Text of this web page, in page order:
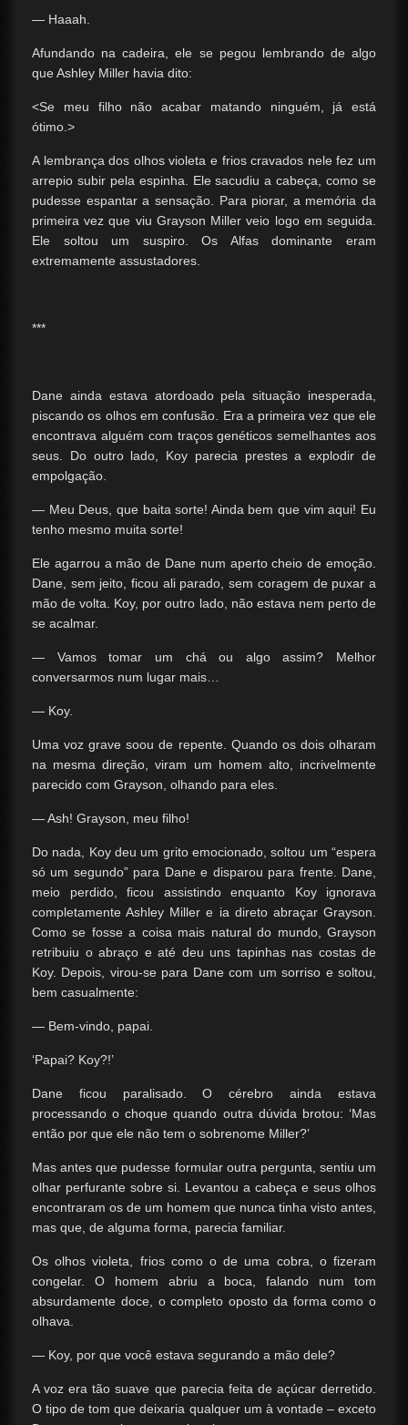
— Haaah.
Afundando na cadeira, ele se pegou lembrando de algo
que Ashley Miller havia dito:
<Se meu filho não acabar matando ninguém, já está
ótimo.>
A lembrança dos olhos violeta e frios cravados nele fez um
arrepio subir pela espinha. Ele sacudiu a cabeça, como se
pudesse espantar a sensação. Para piorar, a memória da
primeira vez que viu Grayson Miller veio logo em seguida.
Ele soltou um suspiro. Os Alfas dominante eram
extremamente assustadores.
***
Dane ainda estava atordoado pela situação inesperada,
piscando os olhos em confusão. Era a primeira vez que ele
encontrava alguém com traços genéticos semelhantes aos
seus. Do outro lado, Koy parecia prestes a explodir de
empolgação.
— Meu Deus, que baita sorte! Ainda bem que vim aqui! Eu
tenho mesmo muita sorte!
Ele agarrou a mão de Dane num aperto cheio de emoção.
Dane, sem jeito, ficou ali parado, sem coragem de puxar a
mão de volta. Koy, por outro lado, não estava nem perto de
se acalmar.
— Vamos tomar um chá ou algo assim? Melhor
conversarmos num lugar mais…
— Koy.
Uma voz grave soou de repente. Quando os dois olharam
na mesma direção, viram um homem alto, incrivelmente
parecido com Grayson, olhando para eles.
— Ash! Grayson, meu filho!
Do nada, Koy deu um grito emocionado, soltou um “espera
só um segundo” para Dane e disparou para frente. Dane,
meio perdido, ficou assistindo enquanto Koy ignorava
completamente Ashley Miller e ia direto abraçar Grayson.
Como se fosse a coisa mais natural do mundo, Grayson
retribuiu o abraço e até deu uns tapinhas nas costas de
Koy. Depois, virou-se para Dane com um sorriso e soltou,
bem casualmente:
— Bem-vindo, papai.
‘Papai? Koy?!’
Dane ficou paralisado. O cérebro ainda estava
processando o choque quando outra dúvida brotou: ‘Mas
então por que ele não tem o sobrenome Miller?’
Mas antes que pudesse formular outra pergunta, sentiu um
olhar perfurante sobre si. Levantou a cabeça e seus olhos
encontraram os de um homem que nunca tinha visto antes,
mas que, de alguma forma, parecia familiar.
Os olhos violeta, frios como o de uma cobra, o fizeram
congelar. O homem abriu a boca, falando num tom
absurdamente doce, o completo oposto da forma como o
olhava.
— Koy, por que você estava segurando a mão dele?
A voz era tão suave que parecia feita de açúcar derretido.
O tipo de tom que deixaria qualquer um à vontade – exceto